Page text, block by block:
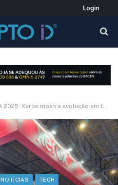
Login
Xerox mostra evolução em tecnologia e inovação na indústria gráfica
NOTÍCIAS TECH